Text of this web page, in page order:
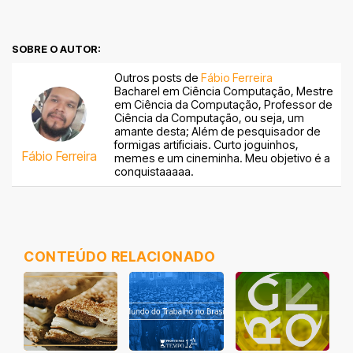
SOBRE O AUTOR:
Fábio Ferreira
Outros posts de Fábio Ferreira
Bacharel em Ciência Computação, Mestre
em Ciência da Computação, Professor de
Ciência da Computação, ou seja, um
amante desta; Além de pesquisador de
formigas artificiais. Curto joguinhos,
memes e um cineminha. Meu objetivo é a
conquistaaaaa.
CONTEÚDO RELACIONADO